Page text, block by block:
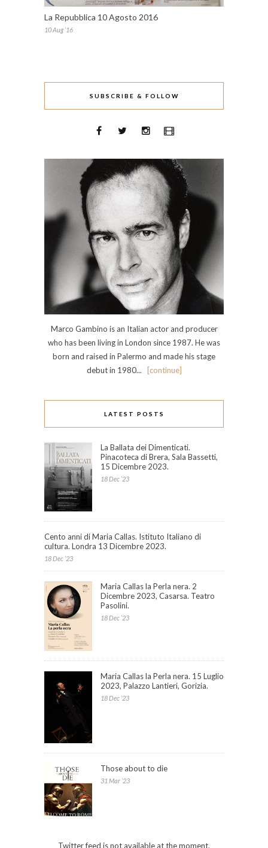
La Repubblica 10 Agosto 2016
10 Aug ’16
SUBSCRIBE & FOLLOW
Marco Gambino is an Italian actor and producer
who has been living in London since 1987. He was
born and raised in Palermo and made his stage
debut in 1980...
[continue]
LATEST POSTS
La Ballata dei Dimenticati.
Pinacoteca di Brera, Sala Bassetti,
15 Dicembre 2023.
18 Dec ’23
Cento anni di Maria Callas. Istituto Italiano di
cultura. Londra 13 Dicembre 2023.
18 Dec ’23
Maria Callas la Perla nera. 2
Dicembre 2023, Casarsa. Teatro
Pasolini.
18 Dec ’23
Maria Callas la Perla nera. 15 Luglio
2023, Palazzo Lantieri, Gorizia.
18 Dec ’23
Those about to die
31 Mar ’23
Twitter feed is not available at the moment.